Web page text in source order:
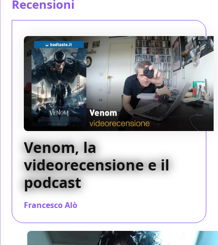
Recensioni
Venom, la
videorecensione e il
podcast
Francesco Alò